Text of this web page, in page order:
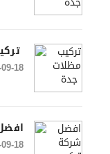
تركيب مظلات جدة
18
18